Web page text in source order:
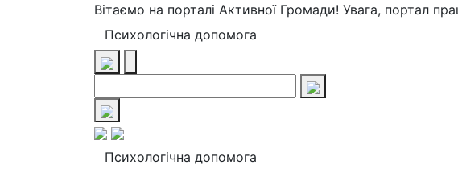
Вітаємо на порталі Активної Громади! Увага, портал
Психологічна допомога
Психологічна допомога